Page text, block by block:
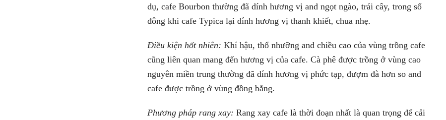
dụ, cafe Bourbon thường đã dính hương vị and ngọt ngào, trái cây, trong số
đông khi cafe Typica lại dính hương vị thanh khiết, chua nhẹ.
Điều kiện hốt nhiên: Khí hậu, thổ nhưỡng and chiều cao của vùng trồng cafe
cũng liên quan mang đến hương vị của cafe. Cà phê được trồng ở vùng cao
nguyên miền trung thường đã dính hương vị phức tạp, đượm đà hơn so and
cafe được trồng ở vùng đồng bằng.
Phương pháp rang xay: Rang xay cafe là thời đoạn nhất là quan trọng để cải